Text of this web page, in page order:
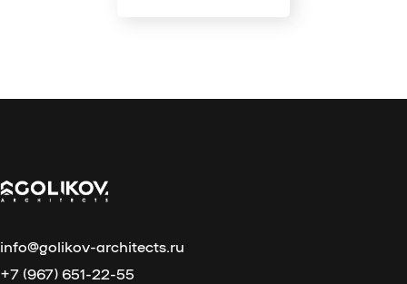
info@golikov-architects.ru
+7 (967) 651-22-55